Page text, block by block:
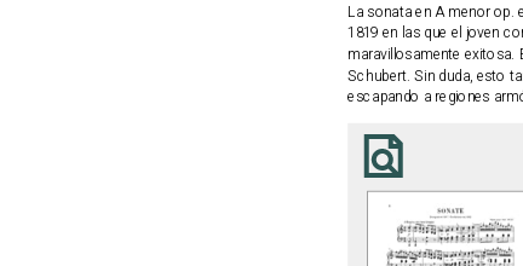
La sonata en A menor op.
1819 en las que el joven
maravillosamente
Schubert. Sin duda, esto
escapando a regiones